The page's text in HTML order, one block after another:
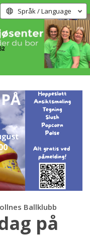
Språk / Language
Ballklubb
på